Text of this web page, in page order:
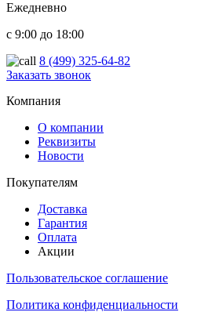
Ежедневно
с 9:00 до 18:00
8 (499) 325-64-82
Заказать звонок
Компания
О компании
Реквизиты
Новости
Покупателям
Доставка
Гарантия
Оплата
Акции
Пользовательское соглашение
Политика конфиденциальности